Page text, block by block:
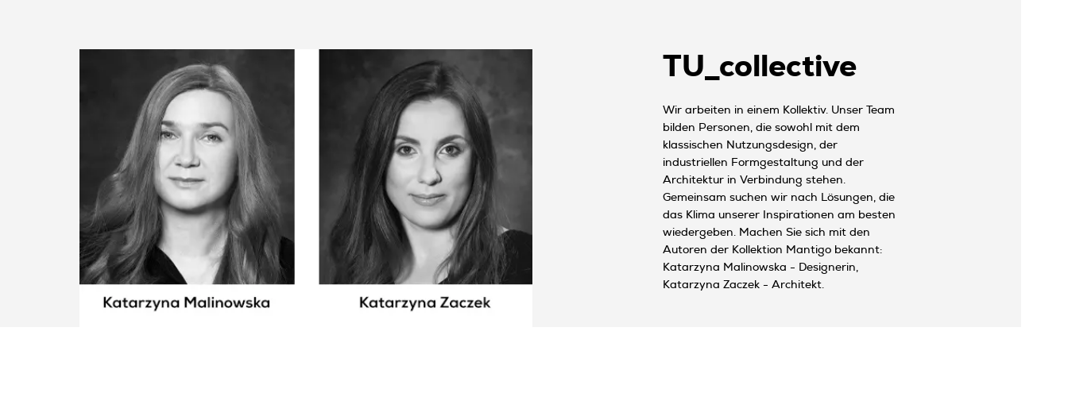
TU_collective
Wir arbeiten in einem Kollektiv. Unser Team
bilden Personen, die sowohl mit dem
klassischen Nutzungsdesign, der
industriellen Formgestaltung und der
Architektur in Verbindung stehen.
Gemeinsam suchen wir nach Lösungen, die
das Klima unserer Inspirationen am besten
wiedergeben. Machen Sie sich mit den
Autoren der Kollektion Mantigo bekannt:
Katarzyna Malinowska - Designerin,
Katarzyna Zaczek - Architekt.